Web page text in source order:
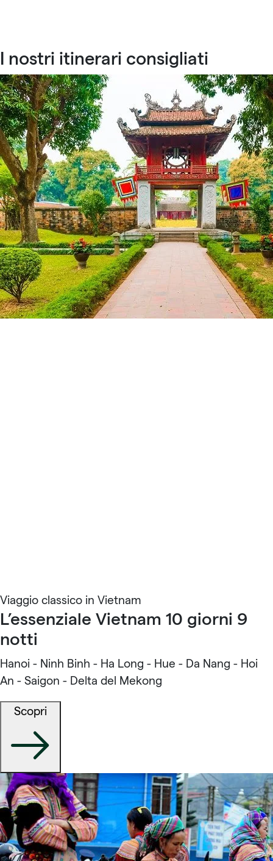
I nostri itinerari consigliati
Viaggio classico in Vietnam
L’essenziale Vietnam 10 giorni 9
notti
Hanoi - Ninh Binh - Ha Long - Hue - Da Nang - Hoi
An - Saigon - Delta del Mekong
Scopri